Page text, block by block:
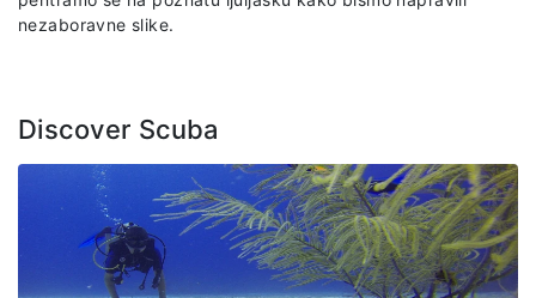
nezaboravne slike.
Discover Scuba